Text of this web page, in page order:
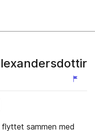
publisher
sammen med